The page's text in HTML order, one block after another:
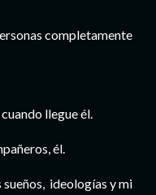
completamente
llegue él.
él.
sueños, ideologías y mi